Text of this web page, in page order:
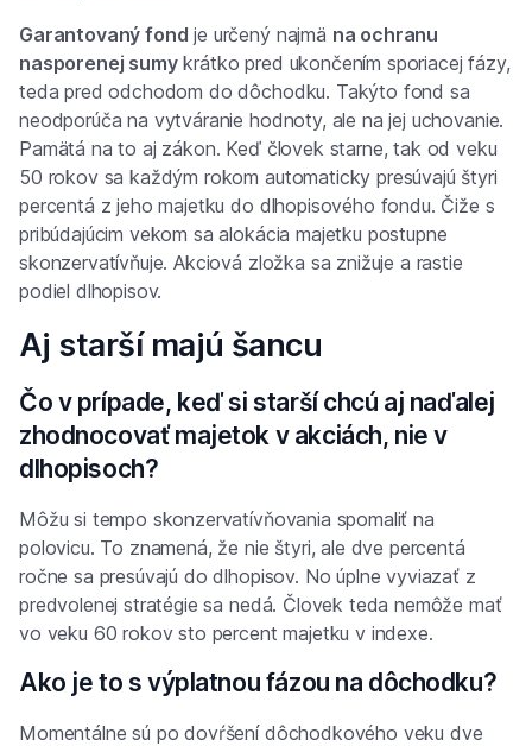
Garantovaný fond je určený najmä na ochranu
nasporenej sumykrátko pred ukončením sporiacej fázy,
teda pred odchodom do dôchodku. Takýto fond sa
neodporúča na vytváranie hodnoty, ale na jej uchovanie.
Pamätá na to aj zákon. Keď človek starne, tak od veku
50 rokov sa každým rokom automaticky presúvajú štyri
percentá z jeho majetku do dlhopisového fondu. Čiže s
pribúdajúcim vekom sa alokácia majetku postupne
skonzervatívňuje. Akciová zložka sa znižuje a rastie
podiel dlhopisov.
Aj starší majú šancu
Čo v prípade, keď si starší chcú aj naďalej
zhodnocovať majetok v akciách, nie v
dlhopisoch?
Môžu si tempo skonzervatívňovania spomaliť na
polovicu. To znamená, že nie štyri, ale dve percentá
ročne sa presúvajú do dlhopisov. No úplne vyviazať z
predvolenej stratégie sa nedá. Človek teda nemôže mať
vo veku 60 rokov sto percent majetku v indexe.
Ako je to s výplatnou fázou na dôchodku?
Momentálne sú po dovŕšení dôchodkového veku dve